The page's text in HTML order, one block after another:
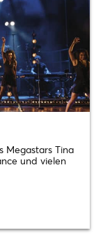
Megastars Tina
und vielen